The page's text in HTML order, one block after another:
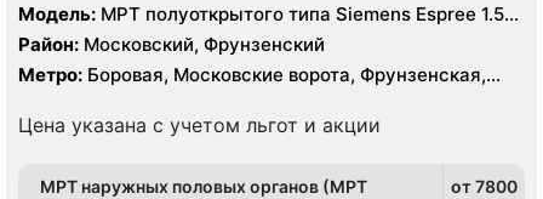
Модель: МРТ полуоткрытого типа Siemens Espree 1.5
Тесла, КТ Siemens Emotion 16 срезов
Район: Московский, Фрунзенский
Метро: Боровая, Московские ворота, Фрунзенская,
Цена указана с учетом льгот и акции
МРТ наружных половых органов (МРТ
от 7800